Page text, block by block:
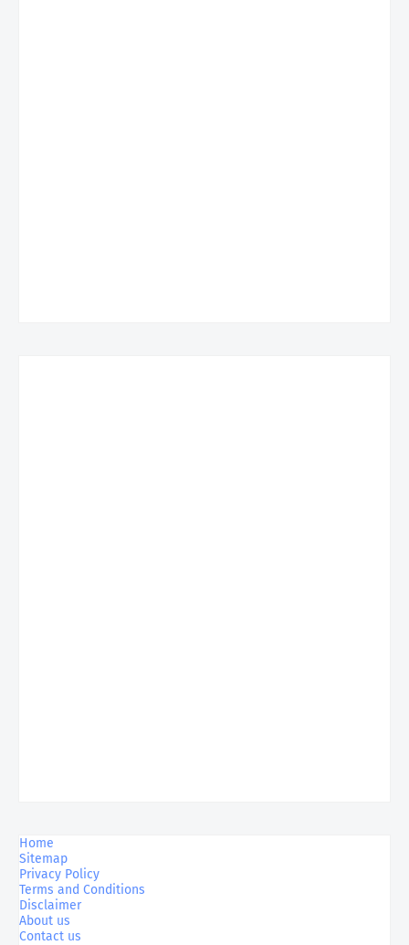
Home
Sitemap
Privacy Policy
Terms and Conditions
Disclaimer
About us
Contact us